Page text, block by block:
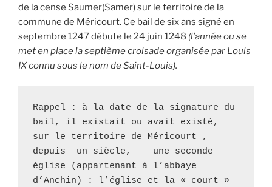
de la cense Saumer(Samer) sur le territoire de la
commune de Méricourt. Ce bail de six ans signé en
septembre 1247 débute le 24 juin 1248 (l’année ou se
met en place la septième croisade organisée par Louis
IX connu sous le nom de Saint-Louis).
Rappel : à la date de la signature du
bail, il existait ou avait existé,
sur le territoire de Méricourt ,
depuis  un siècle,    une seconde
église (appartenant à l’abbaye
d’Anchin) : l’église et la « court »